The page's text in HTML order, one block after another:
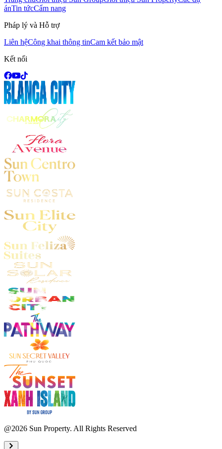
ánTin tứcCẩm nang
Pháp lý và Hỗ trợ
Liên hệCông khai thông tinCam kết bảo mật
Kết nối
@2026 Sun Property. All Rights Reserved